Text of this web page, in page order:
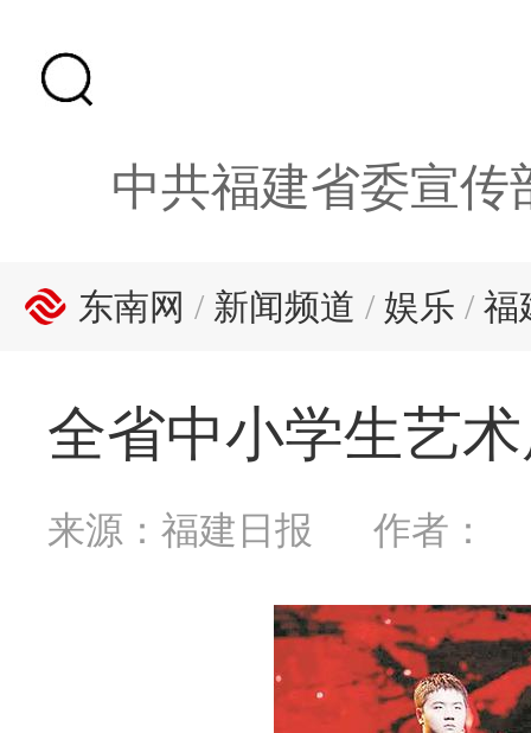
中共福建省委宣传
东南网 / 新闻频道 / 娱乐 / 福
全省中小学生艺
来源：福建日报 作者：